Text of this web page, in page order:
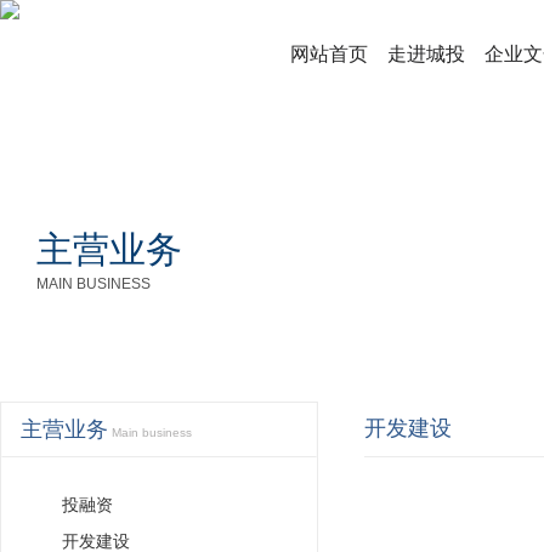
网站首页 走进城投 企业
主营业务
MAIN BUSINESS
主营业务 Main business
投融资
开发建设
开发建设